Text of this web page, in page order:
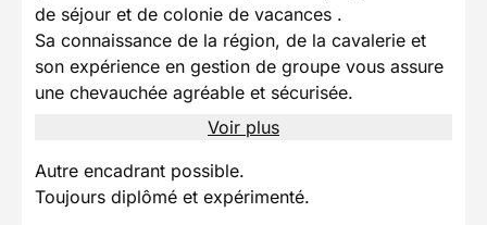
de séjour et de colonie de vacances .
Sa connaissance de la région, de la cavalerie et
son expérience en gestion de groupe vous assure
une chevauchée agréable et sécurisée.
Voir plus
Autre encadrant possible.
Toujours diplômé et expérimenté.